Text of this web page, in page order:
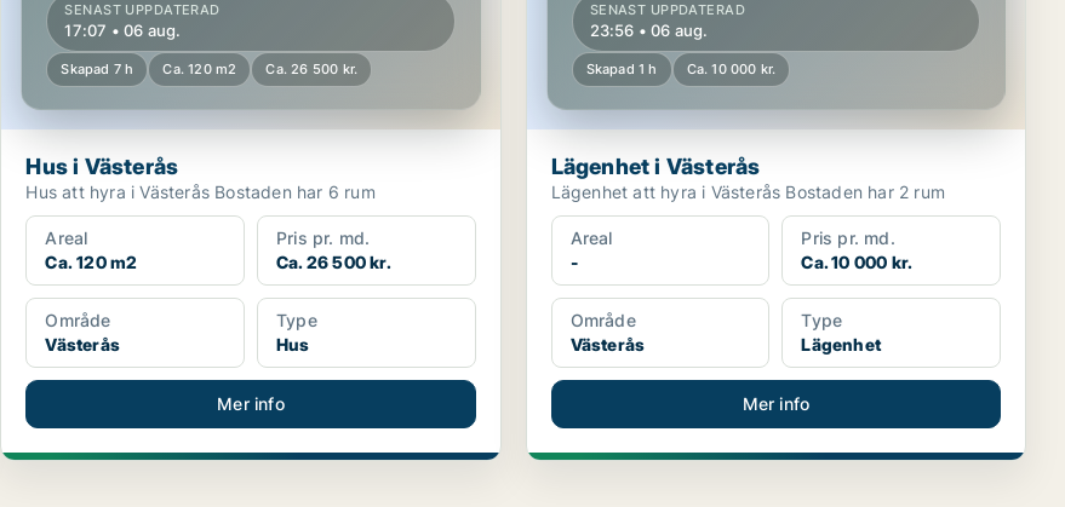
SENAST UPPDATERAD
17:07 • 06 aug.
Skapad 7 h Ca. 120 m2 Ca. 26 500 kr.
Hus i Västerås
Hus att hyra i Västerås Bostaden har 6 rum
Areal
Ca. 120 m2
Pris pr. md.
Ca. 26 500 kr.
Område
Västerås
Type
Hus
Mer info
SENAST UPPDATERAD
23:56 • 06 aug.
Skapad 1 h Ca. 10 000 kr.
Lägenhet i Västerås
Lägenhet att hyra i Västerås Bostaden har 2 rum
Areal
-
Pris pr. md.
Ca. 10 000 kr.
Område
Västerås
Type
Lägenhet
Mer info